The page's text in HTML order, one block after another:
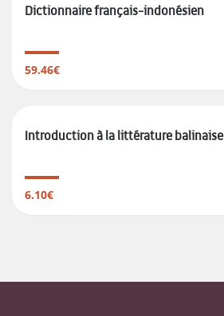
Dictionnaire français-indonésien
59.46€
Introduction à la littérature balinaise
6.10€